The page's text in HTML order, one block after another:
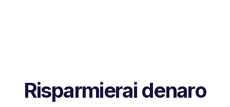
Risparmierai denaro